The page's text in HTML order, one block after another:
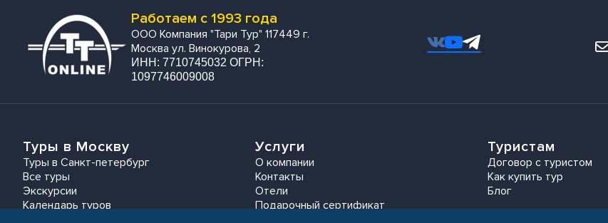
Работаем с 1993 года
ООО Компания "Тари Тур" 117449 г.
Москва ул. Винокурова, 2
ИНН: 7710745032 ОГРН:
1097746009008
Туры в Москву
Туры в Санкт-петербург
Все туры
Экскурсии
Календарь туров
Услуги
О компании
Контакты
Отели
Подарочный сертификат
Туристам
Договор с туристом
Как купить тур
Блог